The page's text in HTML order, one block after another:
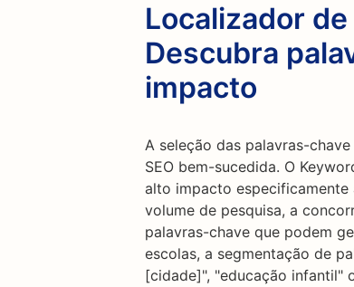
Localizador
Descubra
impacto
A seleção das palavras-
SEO bem-sucedida. O
alto impacto
volume de pesquisa, a
palavras-chave que podem
escolas, a segmentação de
[cidade]", "educação infantil"